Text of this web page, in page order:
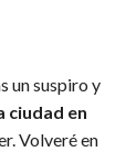
un suspiro y
ciudad en
Volveré en